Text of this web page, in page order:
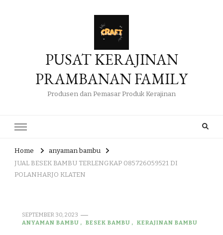
PUSAT KERAJINAN
PRAMBANAN FAMILY
Produsen dan Pemasar Produk Kerajinan
Home
anyaman bambu
JUAL BESEK BAMBU TERLENGKAP 085726059521 DI
POLANHARJO KLATEN
SEPTEMBER 30, 2023
ANYAMAN BAMBU
BESEK BAMBU KERAJINAN BAMBU